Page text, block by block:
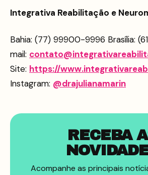
Integrativa Reabilitação e
Bahia: (77) 99900-9996 Brasília:
mail:
Site: https://
Instagram: @drajulianamarin
RECEBA
Acompanhe as principais